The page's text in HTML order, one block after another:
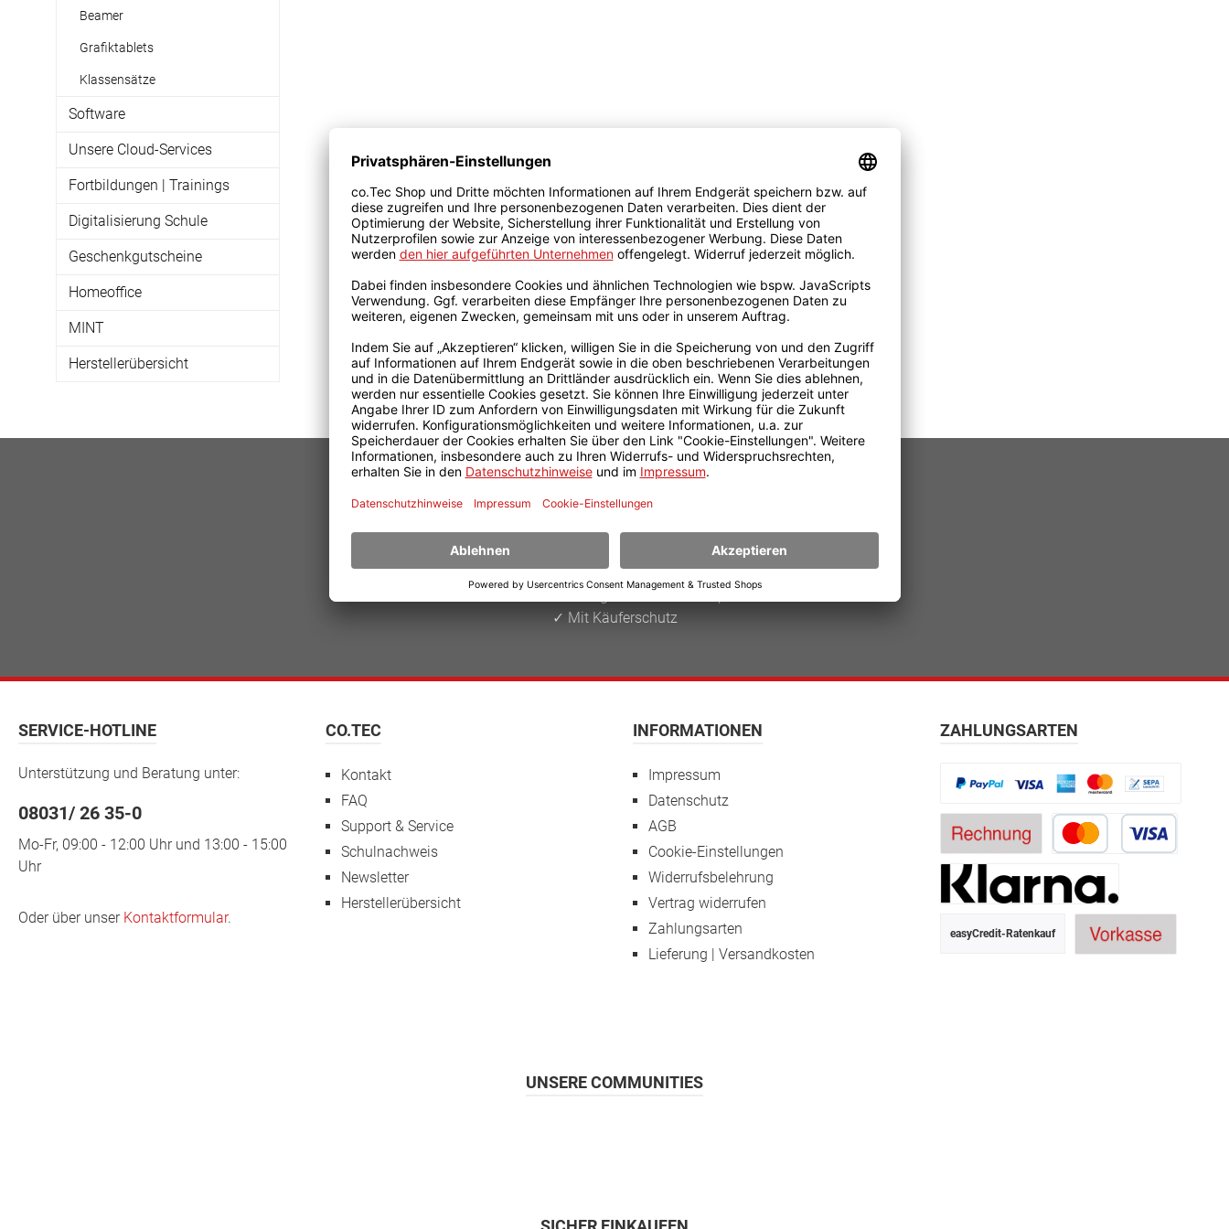
Beamer
Grafiktablets
Klassensätze
Software
Unsere Cloud-Services
Fortbildungen | Trainings
Digitalisierung Schule
Geschenkgutscheine
Homeoffice
MINT
Herstellerübersicht
✓ Zertifizierter Onlineshop
✓ Flexible Zahlungsmöglichkeiten
✓ Schnelle Abwicklung von Garantieansprüchen
✓ Mit Käuferschutz
SERVICE-HOTLINE
Unterstützung und Beratung unter:
08031/ 26 35-0
Mo-Fr, 09:00 - 12:00 Uhr und 13:00 - 15:00
Uhr
Oder über unser Kontaktformular.
CO.TEC
Kontakt
FAQ
Support & Service
Schulnachweis
Newsletter
Herstellerübersicht
INFORMATIONEN
Impressum
Datenschutz
AGB
Cookie-Einstellungen
Widerrufsbelehrung
Vertrag widerrufen
Zahlungsarten
Lieferung | Versandkosten
ZAHLUNGSARTEN
easyCredit-Ratenkauf
UNSERE COMMUNITIES